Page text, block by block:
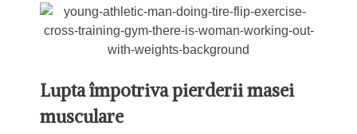
ÎNGRIJIRE ȘI FRUMUSEȚE
Lupta împotriva pierderii masei
musculare